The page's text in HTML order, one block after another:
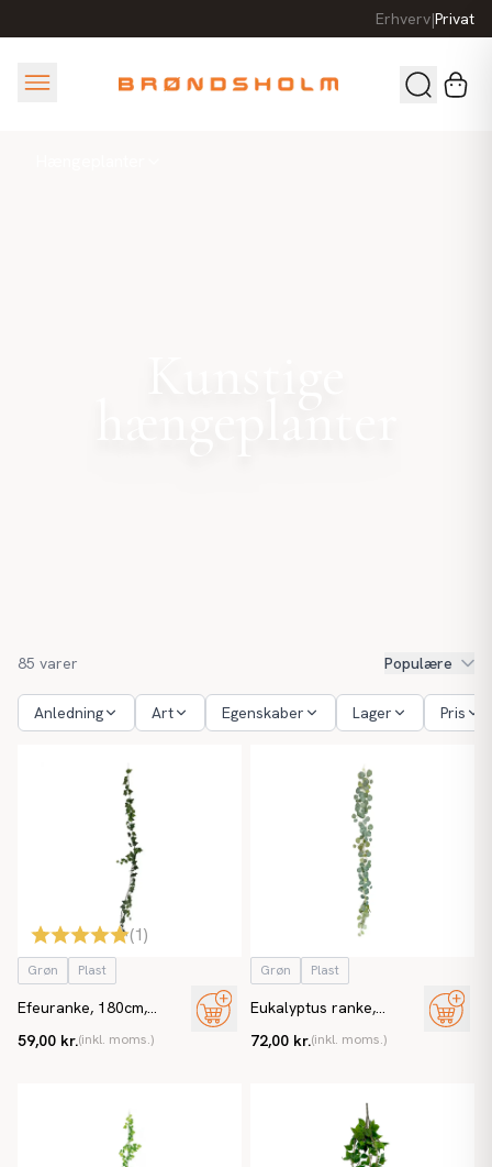
Erhverv|Privat
85 varer Populære
Anledning Art Egenskaber Lager Pris
(1)
Grøn Plast
Efeuranke, 180cm,
59,00 kr.(inkl. moms.)
Grøn Plast
Eukalyptus ranke,
72,00 kr.(inkl. moms.)